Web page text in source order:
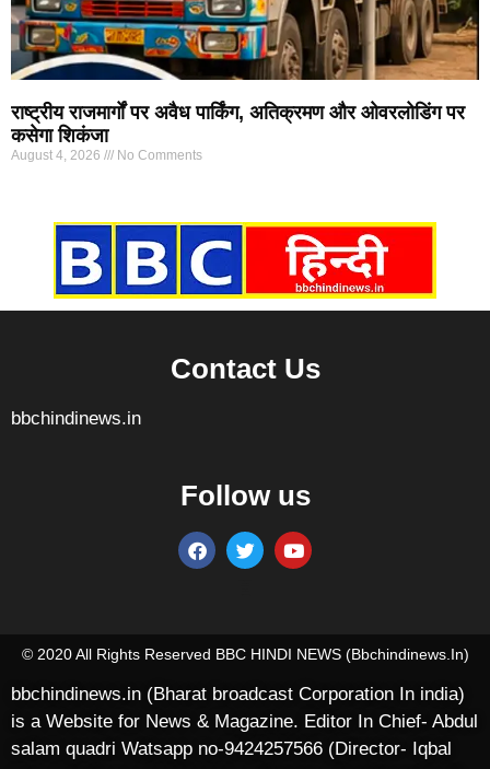
राष्ट्रीय राजमार्गों पर अवैध पार्किंग, अतिक्रमण और ओवरलोडिंग पर
कसेगा शिकंजा
August 4, 2026 No Comments
Contact Us
bbchindinews.in
Follow us
© 2020 All Rights Reserved BBC HINDI NEWS (bbchindinews.in)
bbchindinews.in (Bharat broadcast Corporation In india)
is a Website for News & Magazine. Editor In Chief- Abdul
salam quadri Watsapp no-9424257566 (Director- Iqbal